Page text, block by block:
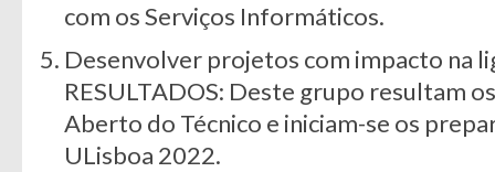
com os Serviços Informáticos.
Desenvolver projetos com impacto na
RESULTADOS: Deste grupo resultam
Aberto do Técnico e iniciam-se os
ULisboa 2022.